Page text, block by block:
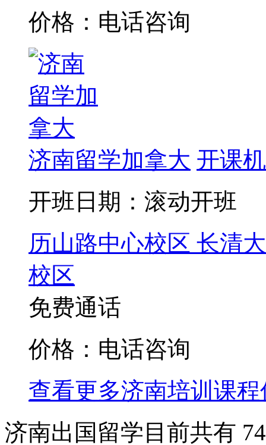
价格：电话咨询
济南留学加拿大 开课
开班日期：滚动开班
历山路中心校区 长清
校区
免费通话
价格：电话咨询
查看更多济南培训课程
济南出国留学目前共有 74